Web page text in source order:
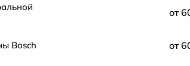
от
Bosch от